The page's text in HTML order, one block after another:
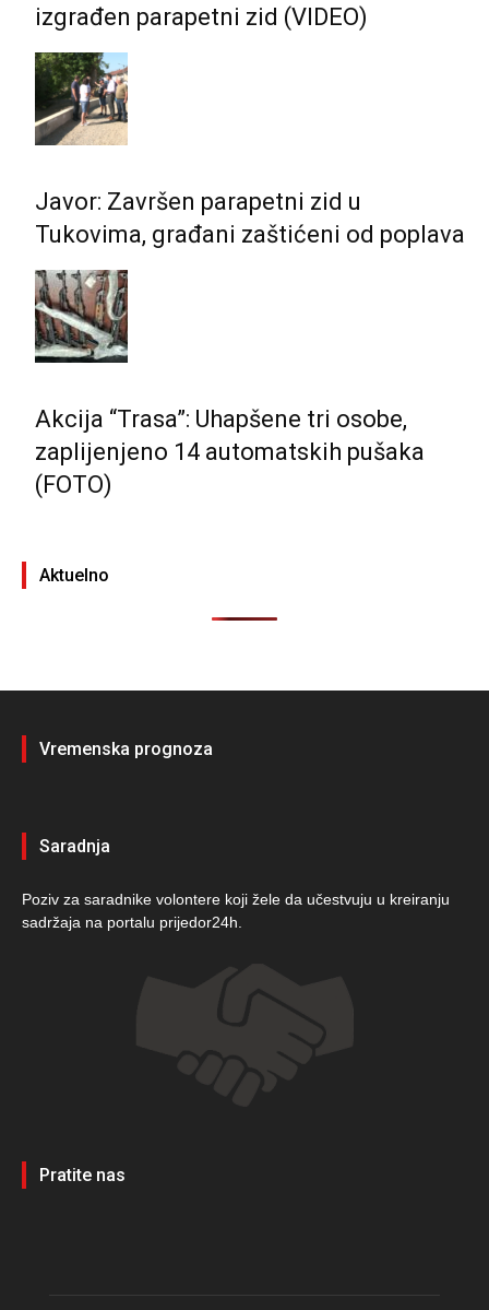
izgrađen parapetni zid (VIDEO)
Javor: Završen parapetni zid u
Tukovima, građani zaštićeni od poplava
Akcija “Trasa”: Uhapšene tri osobe,
zaplijenjeno 14 automatskih pušaka
(FOTO)
Aktuelno
Vremenska prognoza
Saradnja
Poziv za saradnike volontere koji žele da učestvuju u kreiranju
sadržaja na portalu prijedor24h.
Pratite nas